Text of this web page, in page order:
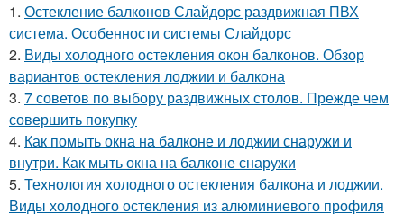
1. Остекление балконов Слайдорс раздвижная ПВХ
система. Особенности системы Слайдорс
2. Виды холодного остекления окон балконов. Обзор
вариантов остекления лоджии и балкона
3. 7 советов по выбору раздвижных столов. Прежде чем
совершить покупку
4. Как помыть окна на балконе и лоджии снаружи и
внутри. Как мыть окна на балконе снаружи
5. Технология холодного остекления балкона и лоджии.
Виды холодного остекления из алюминиевого профиля